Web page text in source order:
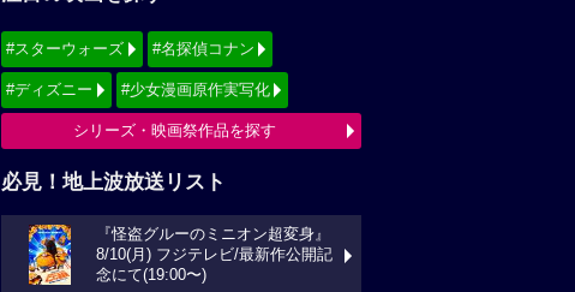
#スターウォーズ #名探偵コナン
#ディズニー #少女漫画原作実写化
シリーズ・映画祭作品を探す
必見！地上波放送リスト
『怪盗グルーのミニオン超変身』
8/10(月) フジテレビ/最新作公開記
念にて(19:00〜)